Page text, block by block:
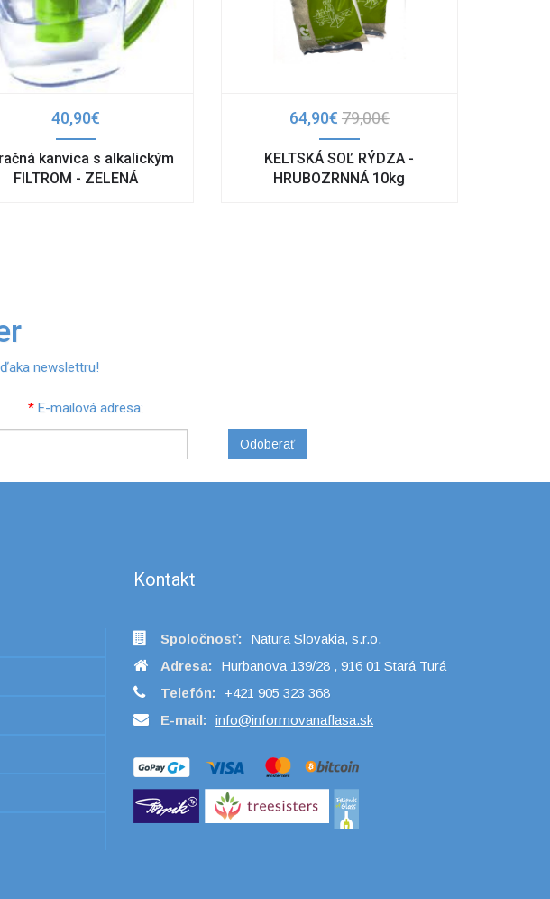
40,90€
kanvica s alkalickým
FILTROM - ZELENÁ
64,90€ 79,00€
KELTSKÁ SOĽ RÝDZA -
HRUBOZRNNÁ 10kg
newslettru!
* E-mailová adresa:
Odoberať
Kontakt
Spoločnosť:
Natura Slovakia, s.r.o.
Adresa:
Hurbanova 139/28 , 916 01 Stará Turá
Telefón:
+421 905 323 368
E-mail: info@informovanaflasa.sk